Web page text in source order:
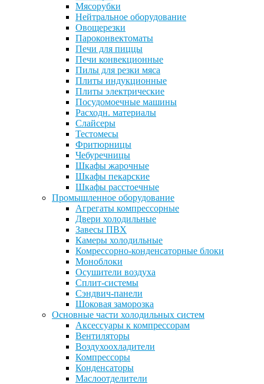
Мясорубки
Нейтральное оборудование
Овощерезки
Пароконвектоматы
Печи для пиццы
Печи конвекционные
Пилы для резки мяса
Плиты индукционные
Плиты электрические
Посудомоечные машины
Расходн. материалы
Слайсеры
Тестомесы
Фритюрницы
Чебуречницы
Шкафы жарочные
Шкафы пекарские
Шкафы расстоечные
Промышленное оборудование
Агрегаты компрессорные
Двери холодильные
Завесы ПВХ
Камеры холодильные
Комрессорно-конденсаторные блоки
Моноблоки
Осушители воздуха
Сплит-системы
Сэндвич-панели
Шоковая заморозка
Основные части холодильных систем
Аксессуары к компрессорам
Вентиляторы
Воздухоохладители
Компрессоры
Конденсаторы
Маслоотделители